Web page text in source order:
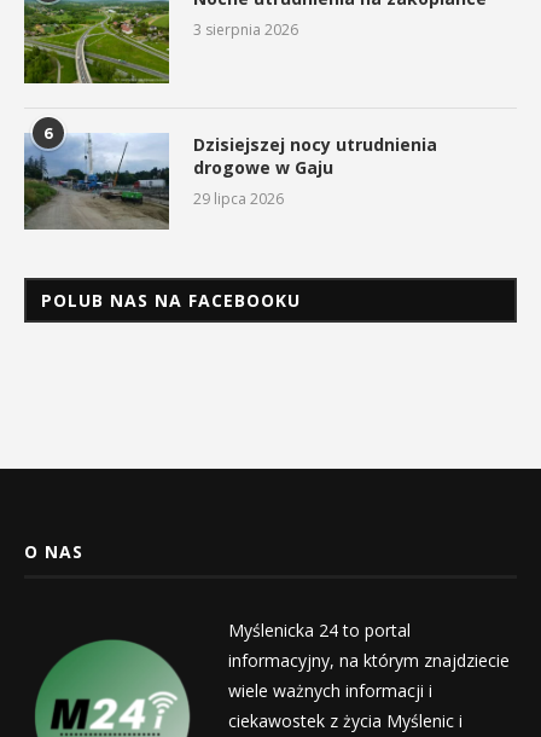
3 sierpnia 2026
6
Dzisiejszej nocy utrudnienia
drogowe w Gaju
29 lipca 2026
POLUB NAS NA FACEBOOKU
O NAS
Myślenicka 24 to portal
informacyjny, na którym znajdziecie
wiele ważnych informacji i
ciekawostek z życia Myślenic i